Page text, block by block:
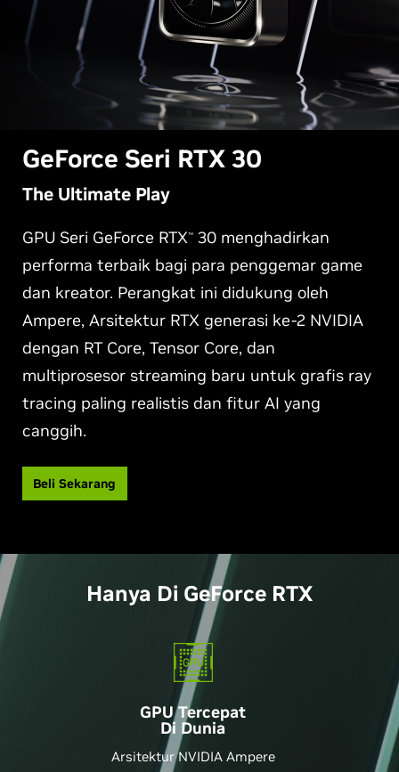
GeForce Seri RTX 30
The Ultimate Play
GPU Seri GeForce RTX™ 30 menghadirkan
performa terbaik bagi para penggemar game
dan kreator. Perangkat ini didukung oleh
Ampere, Arsitektur RTX generasi ke-2 NVIDIA
dengan RT Core, Tensor Core, dan
multiprosesor streaming baru untuk grafis ray
tracing paling realistis dan fitur AI yang
canggih.
Beli Sekarang
Hanya Di GeForce RTX
GPU Tercepat
Di Dunia
Arsitektur NVIDIA Ampere